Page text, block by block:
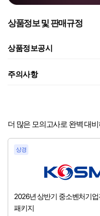
상품정보 및 판매규정
상품정보공시
주의사항
더 많은 모의고사로 완벽 대
상경
2026년 상반기 중소벤처기
패키지